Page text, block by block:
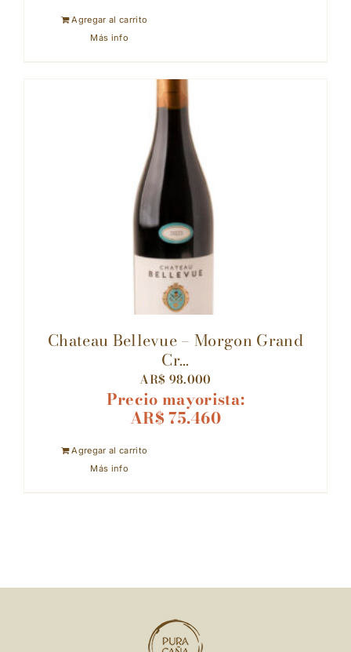
Agregar al carrito
Más info
Chateau Bellevue – Morgon Grand
Cr...
AR$ 98.000
Precio mayorista:
AR$75.460
Agregar al carrito
Más info